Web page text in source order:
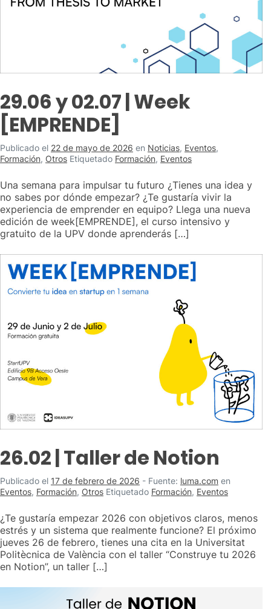
29.06 y 02.07 | Week
[EMPRENDE]
Publicado el 22 de mayo de 2026 en Noticias, Eventos,
Formación, Otros Etiquetado Formación, Eventos
Una semana para impulsar tu futuro ¿Tienes una idea y
no sabes por dónde empezar? ¿Te gustaría vivir la
experiencia de emprender en equipo? Llega una nueva
edición de week[EMPRENDE], el curso intensivo y
gratuito de la UPV donde aprenderás […]
26.02 | Taller de Notion
Publicado el 17 de febrero de 2026 - Fuente: luma.com en
Eventos, Formación, Otros Etiquetado Formación, Eventos
¿Te gustaría empezar 2026 con objetivos claros, menos
estrés y un sistema que realmente funcione? El próximo
jueves 26 de febrero, tienes una cita en la Universitat
Politècnica de València con el taller “Construye tu 2026
en Notion”, un taller […]